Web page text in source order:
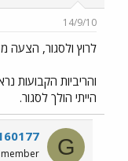
14/9/10
לרוץ ולסגור, הצעה
והריביות הקבועות
הייתי הולך לסגור.
G